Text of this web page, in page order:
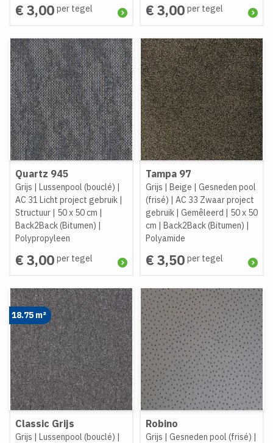
€ 3,00 per tegel € 3,00 per tegel
Quartz 945
Grijs | Lussenpool (bouclé) |
AC 31 Licht project gebruik |
Structuur | 50 x 50 cm |
Back2Back (Bitumen) |
Polypropyleen
€ 3,00 per tegel
Tampa 97
Grijs | Beige | Gesneden pool
(frisé) | AC 33 Zwaar project
gebruik | Gemêleerd | 50 x 50
cm | Back2Back (Bitumen) |
Polyamide
€ 3,50 per tegel
18.75 m²
Classic Grijs
Grijs | Lussenpool (bouclé) |
Robino
Grijs | Gesneden pool (frisé) |